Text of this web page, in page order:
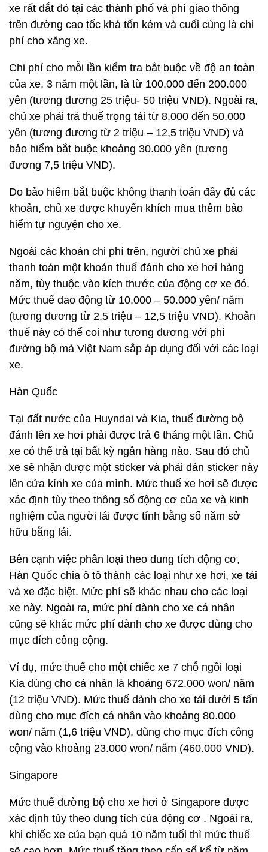
xe rất đắt đỏ tại các thành phố và phí giao thông
trên đường cao tốc khá tốn kém và cuối cùng là chi
phí cho xăng xe.
Chi phí cho mỗi lần kiểm tra bắt buộc về độ an toàn
của xe, 3 năm một lần, là từ 100.000 đến 200.000
yên (tương đương 25 triệu- 50 triệu VND). Ngoài ra,
chủ xe phải trả thuế trọng tải từ 8.000 đến 50.000
yên (tương đương từ 2 triệu – 12,5 triệu VND) và
bảo hiểm bắt buộc khoảng 30.000 yên (tương
đương 7,5 triệu VND).
Do bảo hiểm bắt buộc không thanh toán đầy đủ các
khoản, chủ xe được khuyến khích mua thêm bảo
hiểm tự nguyện cho xe.
Ngoài các khoản chi phí trên, người chủ xe phải
thanh toán một khoản thuế đánh cho xe hơi hàng
năm, tùy thuộc vào kích thước của động cơ xe đó.
Mức thuế dao động từ 10.000 – 50.000 yên/ năm
(tương đương từ 2,5 triệu – 12,5 triệu VND). Khoản
thuế này có thể coi như tương đương với phí
đường bộ mà Việt Nam sắp áp dụng đối với các loại
xe.
Hàn Quốc
Tại đất nước của Huyndai và Kia, thuế đường bộ
đánh lên xe hơi phải được trả 6 tháng một lần. Chủ
xe có thể trả tại bất kỳ ngân hàng nào. Sau đó chủ
xe sẽ nhận được một sticker và phải dán sticker này
lên cửa kính xe của mình. Mức thuế xe hơi sẽ được
xác định tùy theo thông số động cơ của xe và kinh
nghiệm của người lái được tính bằng số năm sở
hữu bằng lái.
Bên cạnh việc phân loại theo dung tích động cơ,
Hàn Quốc chia ô tô thành các loại như xe hơi, xe tải
và xe đặc biệt. Mức phí sẽ khác nhau cho các loại
xe này. Ngoài ra, mức phí dành cho xe cá nhân
cũng sẽ khác mức phí dành cho xe được dùng cho
mục đích công cộng.
Ví dụ, mức thuế cho một chiếc xe 7 chỗ ngồi loại
Kia dùng cho cá nhân là khoảng 672.000 won/ năm
(12 triệu VND). Mức thuế dành cho xe tải dưới 5 tấn
dùng cho mục đích cá nhân vào khoảng 80.000
won/ năm (1,6 triệu VND), dùng cho mục đích công
cộng vào khoảng 23.000 won/ năm (460.000 VND).
Singapore
Mức thuế đường bộ cho xe hơi ở Singapore được
xác định tùy theo dung tích của động cơ . Ngoài ra,
khi chiếc xe của bạn quá 10 năm tuổi thì mức thuế